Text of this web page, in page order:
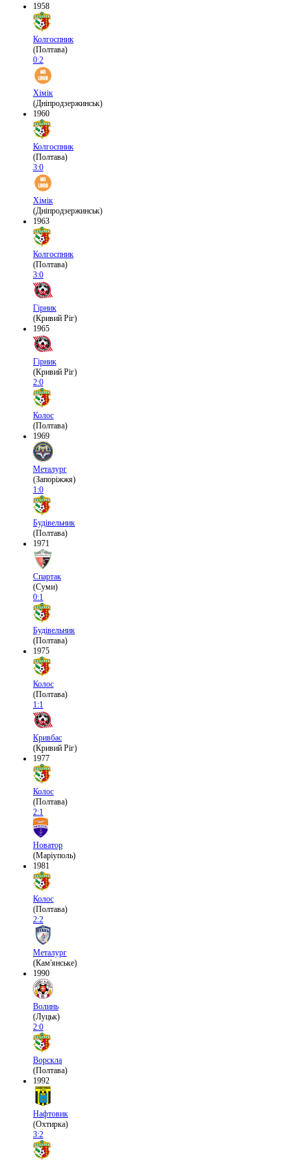
1958
Колгоспник
(Полтава)
0:2
Хімік
(Дніпродзержинськ)
1960
Колгоспник
(Полтава)
3:0
Хімік
(Дніпродзержинськ)
1963
Колгоспник
(Полтава)
3:0
Гірник
(Кривий Ріг)
1965
Гірник
(Кривий Ріг)
2:0
Колос
(Полтава)
1969
Металург
(Запоріжжя)
1:0
Будівельник
(Полтава)
1971
Спартак
(Суми)
0:1
Будівельник
(Полтава)
1975
Колос
(Полтава)
1:1
Кривбас
(Кривий Ріг)
1977
Колос
(Полтава)
2:1
Новатор
(Маріуполь)
1981
Колос
(Полтава)
2:2
Металург
(Кам'янське)
1990
Волинь
(Луцьк)
2:0
Ворскла
(Полтава)
1992
Нафтовик
(Охтирка)
3:2